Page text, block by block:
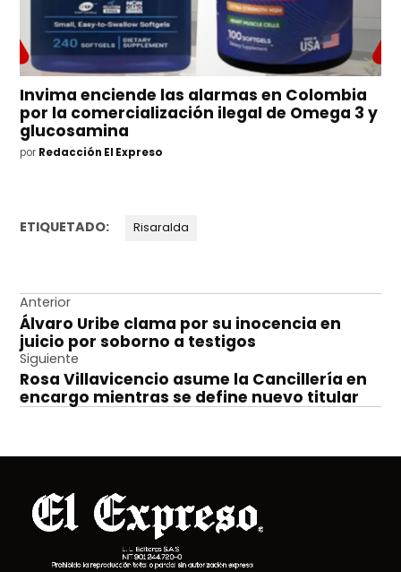
Invima enciende las alarmas en Colombia
por la comercialización ilegal de Omega 3 y
glucosamina
por Redacción El Expreso
ETIQUETADO: Risaralda
Navegación
de
entradas
Anterior
Álvaro Uribe clama por su inocencia en
juicio por soborno a testigos
Siguiente
Rosa Villavicencio asume la Cancillería en
encargo mientras se define nuevo titular